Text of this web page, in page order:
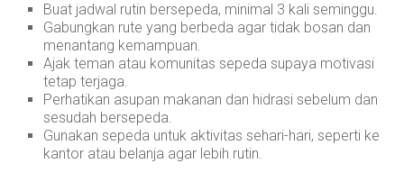
Buat jadwal rutin bersepeda, minimal 3 kali seminggu.
Gabungkan rute yang berbeda agar tidak bosan dan
menantang kemampuan.
Ajak teman atau komunitas sepeda supaya motivasi
tetap terjaga.
Perhatikan asupan makanan dan hidrasi sebelum dan
sesudah bersepeda.
Gunakan sepeda untuk aktivitas sehari-hari, seperti ke
kantor atau belanja agar lebih rutin.